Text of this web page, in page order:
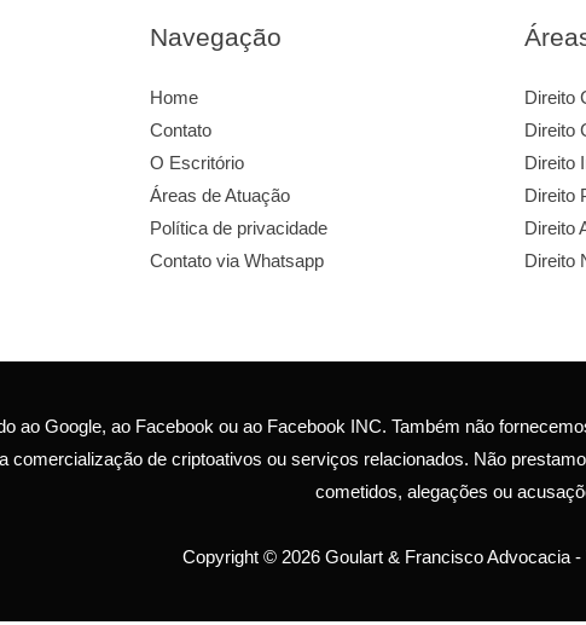
Navegação
Home
Contato
O Escritório
Áreas de Atuação
Política de privacidade
Contato via Whatsapp
Direito
Direito
Direito
Direito
Direito
Direito
ao Google, ao Facebook ou ao Facebook INC. Também não
comercialização de criptoativos ou serviços relacionados. Não
cometidos, alegações ou
Copyright © 2026 Goulart & Francisco Advocacia